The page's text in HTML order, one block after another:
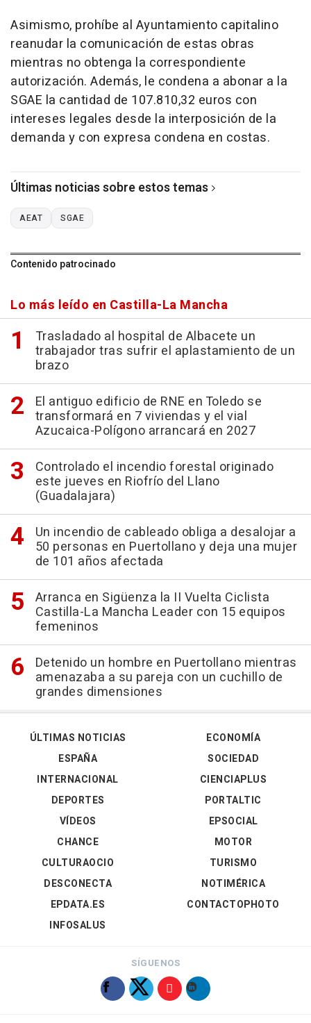
Asimismo, prohíbe al Ayuntamiento capitalino
reanudar la comunicación de estas obras
mientras no obtenga la correspondiente
autorización. Además, le condena a abonar a la
SGAE la cantidad de 107.810,32 euros con
intereses legales desde la interposición de la
demanda y con expresa condena en costas.
Últimas noticias sobre estos temas
AEAT SGAE
Contenido patrocinado
Lo más leído en Castilla-La Mancha
Trasladado al hospital de Albacete un
trabajador tras sufrir el aplastamiento de un
brazo
El antiguo edificio de RNE en Toledo se
transformará en 7 viviendas y el vial
Azucaica-Polígono arrancará en 2027
Controlado el incendio forestal originado
este jueves en Riofrío del Llano
(Guadalajara)
Un incendio de cableado obliga a desalojar a
50 personas en Puertollano y deja una mujer
de 101 años afectada
Arranca en Sigüenza la II Vuelta Ciclista
Castilla-La Mancha Leader con 15 equipos
femeninos
Detenido un hombre en Puertollano mientras
amenazaba a su pareja con un cuchillo de
grandes dimensiones
ÚLTIMAS NOTICIAS
ESPAÑA
INTERNACIONAL
DEPORTES
VÍDEOS
ECONOMÍA
SOCIEDAD
CIENCIAPLUS
PORTALTIC
EPSOCIAL
CHANCE
CULTURAOCIO
DESCONECTA
EPDATA.ES
INFOSALUS
MOTOR
TURISMO
NOTIMÉRICA
CONTACTOPHOTO
SÍGUENOS